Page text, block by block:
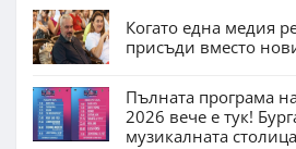
Когато една медия
присъди вместо
Пълната програма
2026 вече е тук!
музикалната